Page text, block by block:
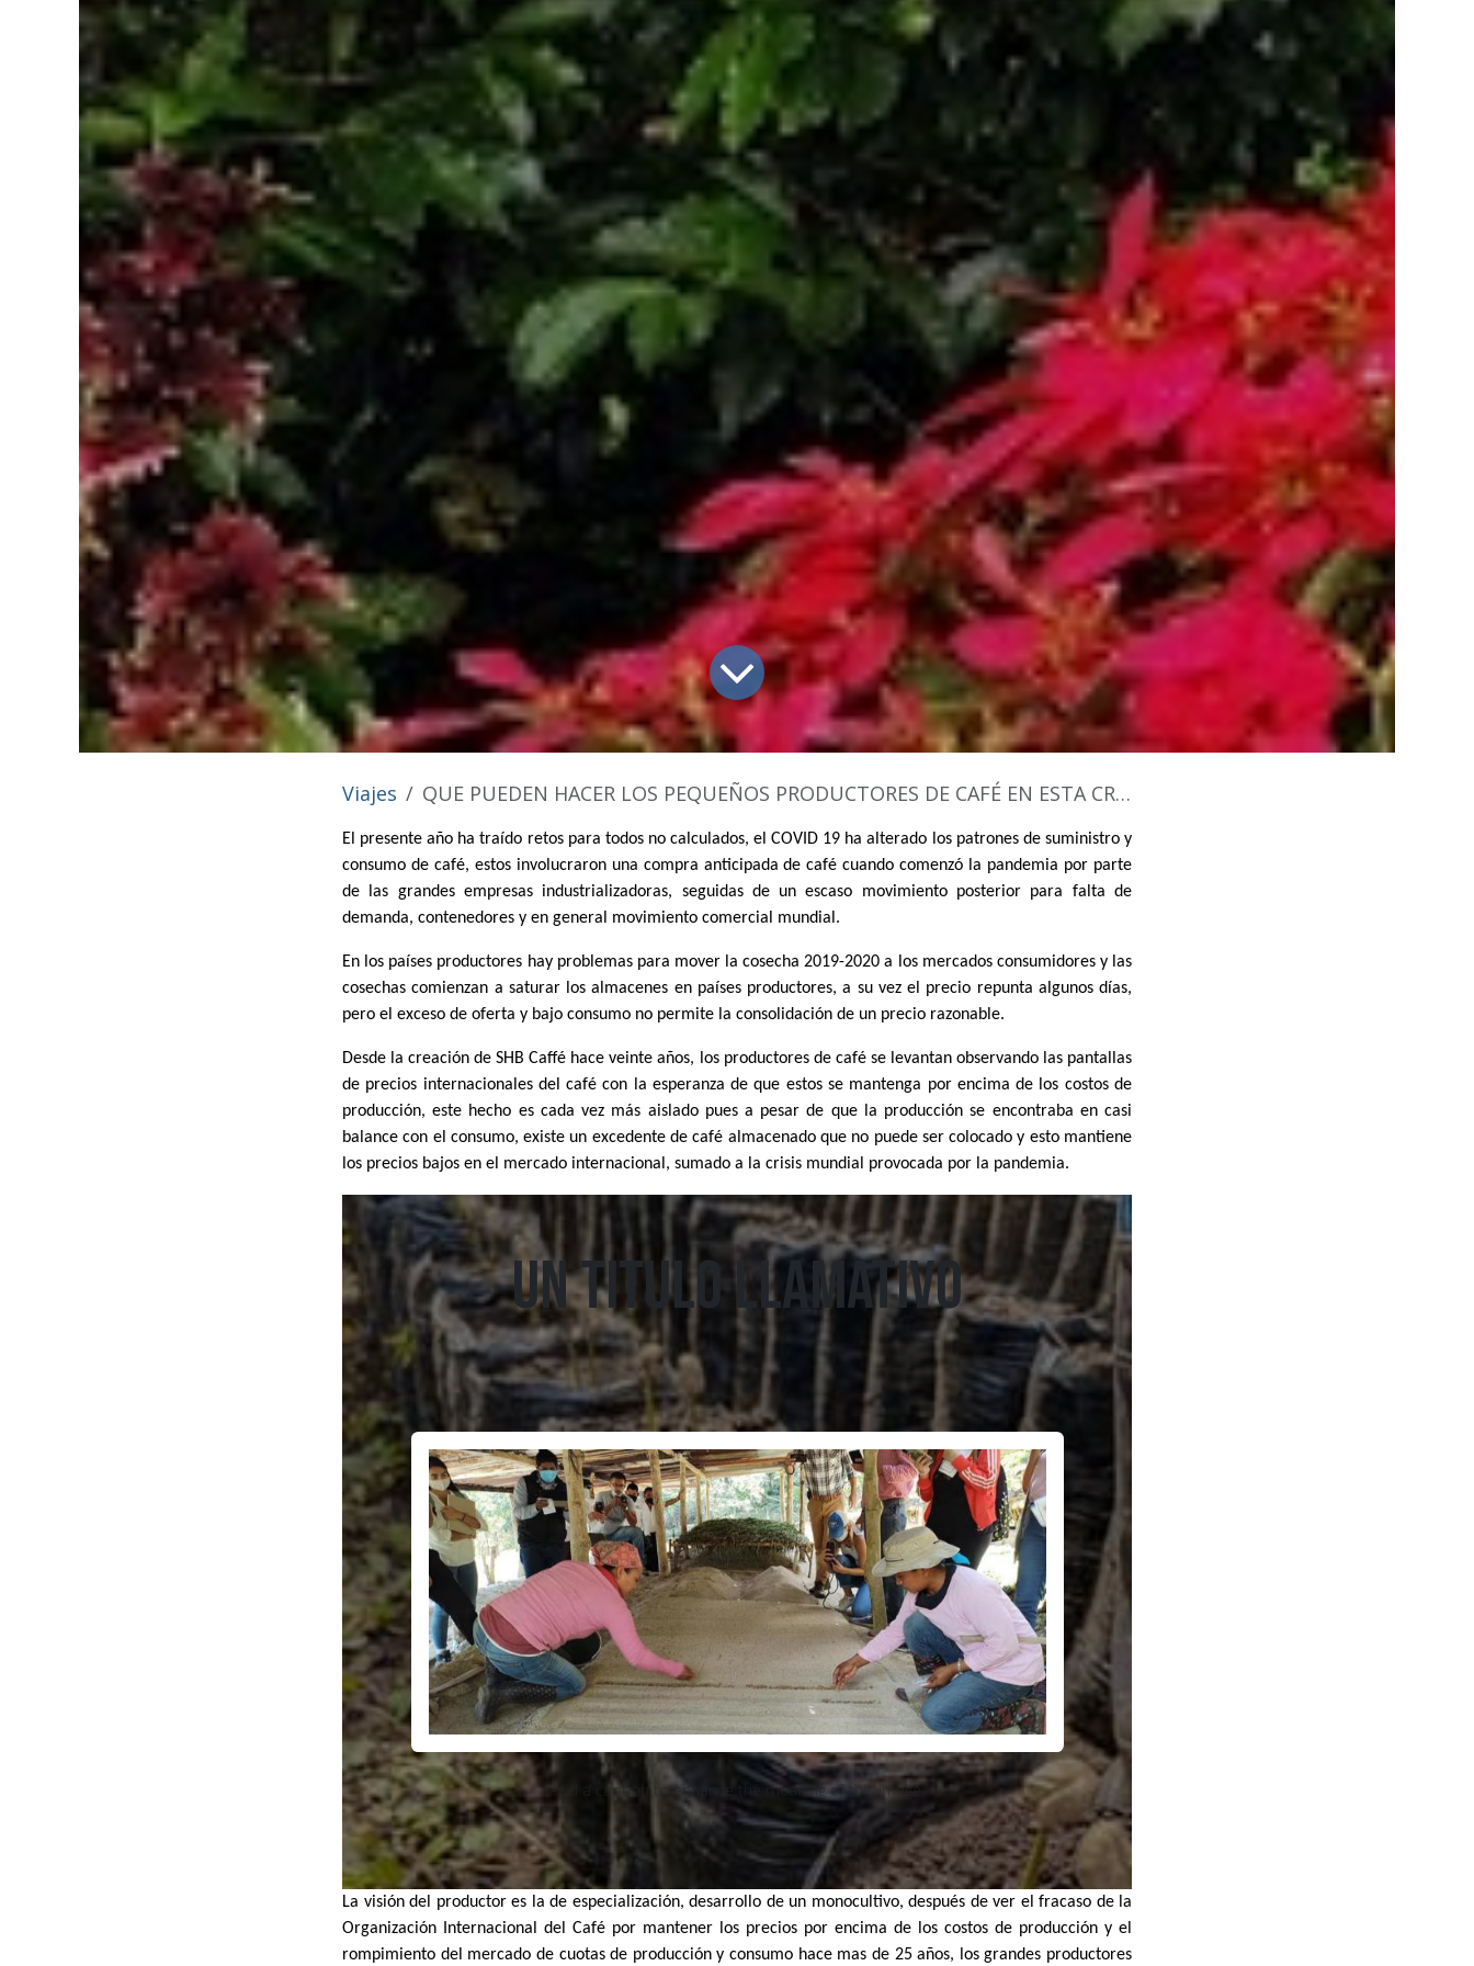
Viajes QUE PUEDEN HACER LOS PEQUEÑOS PRODUCTORES DE CAFÉ EN ESTA CRISIS DEL COVID 19
El presente año ha traído retos para todos no calculados, el COVID 19 ha alterado los patrones de suministro y
consumo de café, estos involucraron una compra anticipada de café cuando comenzó la pandemia por parte
de las grandes empresas industrializadoras, seguidas de un escaso movimiento posterior para falta de
demanda, contenedores y en general movimiento comercial mundial.
En los países productores hay problemas para mover la cosecha 2019-2020 a los mercados consumidores y las
cosechas comienzan a saturar los almacenes en países productores, a su vez el precio repunta algunos días,
pero el exceso de oferta y bajo consumo no permite la consolidación de un precio razonable.
Desde la creación de SHB Caffé hace veinte años, los productores de café se levantan observando las pantallas
de precios internacionales del café con la esperanza de que estos se mantenga por encima de los costos de
producción, este hecho es cada vez más aislado pues a pesar de que la producción se encontraba en casi
balance con el consumo, existe un excedente de café almacenado que no puede ser colocado y esto mantiene
los precios bajos en el mercado internacional, sumado a la crisis mundial provocada por la pandemia.
Un titulo llamativo
Add a caption to enhance the meaning of this image.
La visión del productor es la de especialización, desarrollo de un monocultivo, después de ver el fracaso de la
Organización Internacional del Café por mantener los precios por encima de los costos de producción y el
rompimiento del mercado de cuotas de producción y consumo hace mas de 25 años, los grandes productores